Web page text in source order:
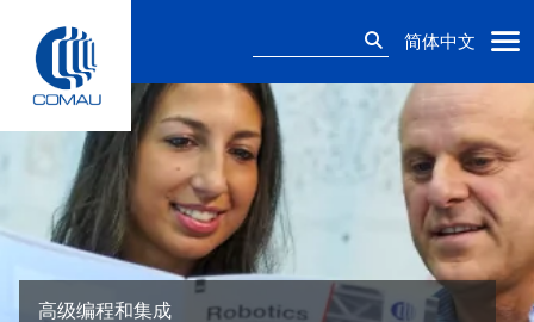
content
简体中文
高级编程和集成